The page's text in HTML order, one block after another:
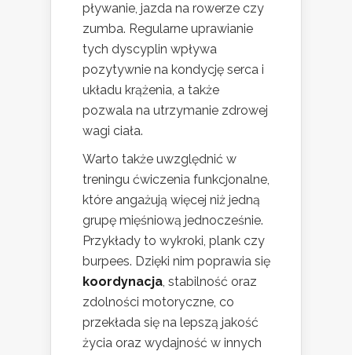
pływanie, jazda na rowerze czy
zumba. Regularne uprawianie
tych dyscyplin wpływa
pozytywnie na kondycję serca i
układu krążenia, a także
pozwala na utrzymanie zdrowej
wagi ciała.
Warto także uwzględnić w
treningu ćwiczenia funkcjonalne,
które angażują więcej niż jedną
grupę mięśniową jednocześnie.
Przykłady to wykroki, plank czy
burpees. Dzięki nim poprawia się
koordynacja, stabilność oraz
zdolności motoryczne, co
przekłada się na lepszą jakość
życia oraz wydajność w innych